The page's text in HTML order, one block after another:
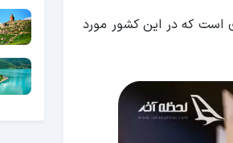
که در این کشور مورد